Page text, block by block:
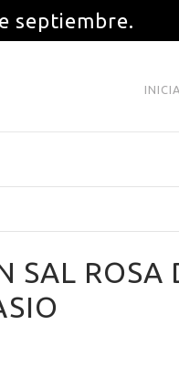
septiembre.
SAL ROSA